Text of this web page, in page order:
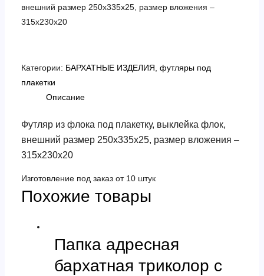
внешний размер 250х335х25, размер вложения –
315х230х20
Категории: БАРХАТНЫЕ ИЗДЕЛИЯ футляры под
плакетки
Описание
Футляр из флока под плакетку, выклейка флок,
внешний размер 250х335х25, размер вложения –
315х230х20
Изготовление под заказ от 10 штук
Похожие товары
Папка адресная
бархатная триколор с